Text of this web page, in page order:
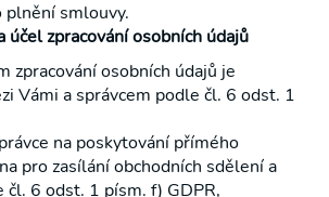
plnění smlouvy.
účel zpracování osobních údajů
zpracování osobních údajů je
Vámi a správcem podle čl. 6 odst. 1
na poskytování přímého
pro zasílání obchodních sdělení a
6 odst. 1 písm. f) GDPR,